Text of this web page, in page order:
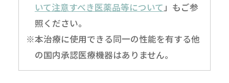
いて注意すべき医薬品等について 」もご参
照ください。
※本治療に使用できる同一の性能を有する他
の国内承認医療機器はありません。